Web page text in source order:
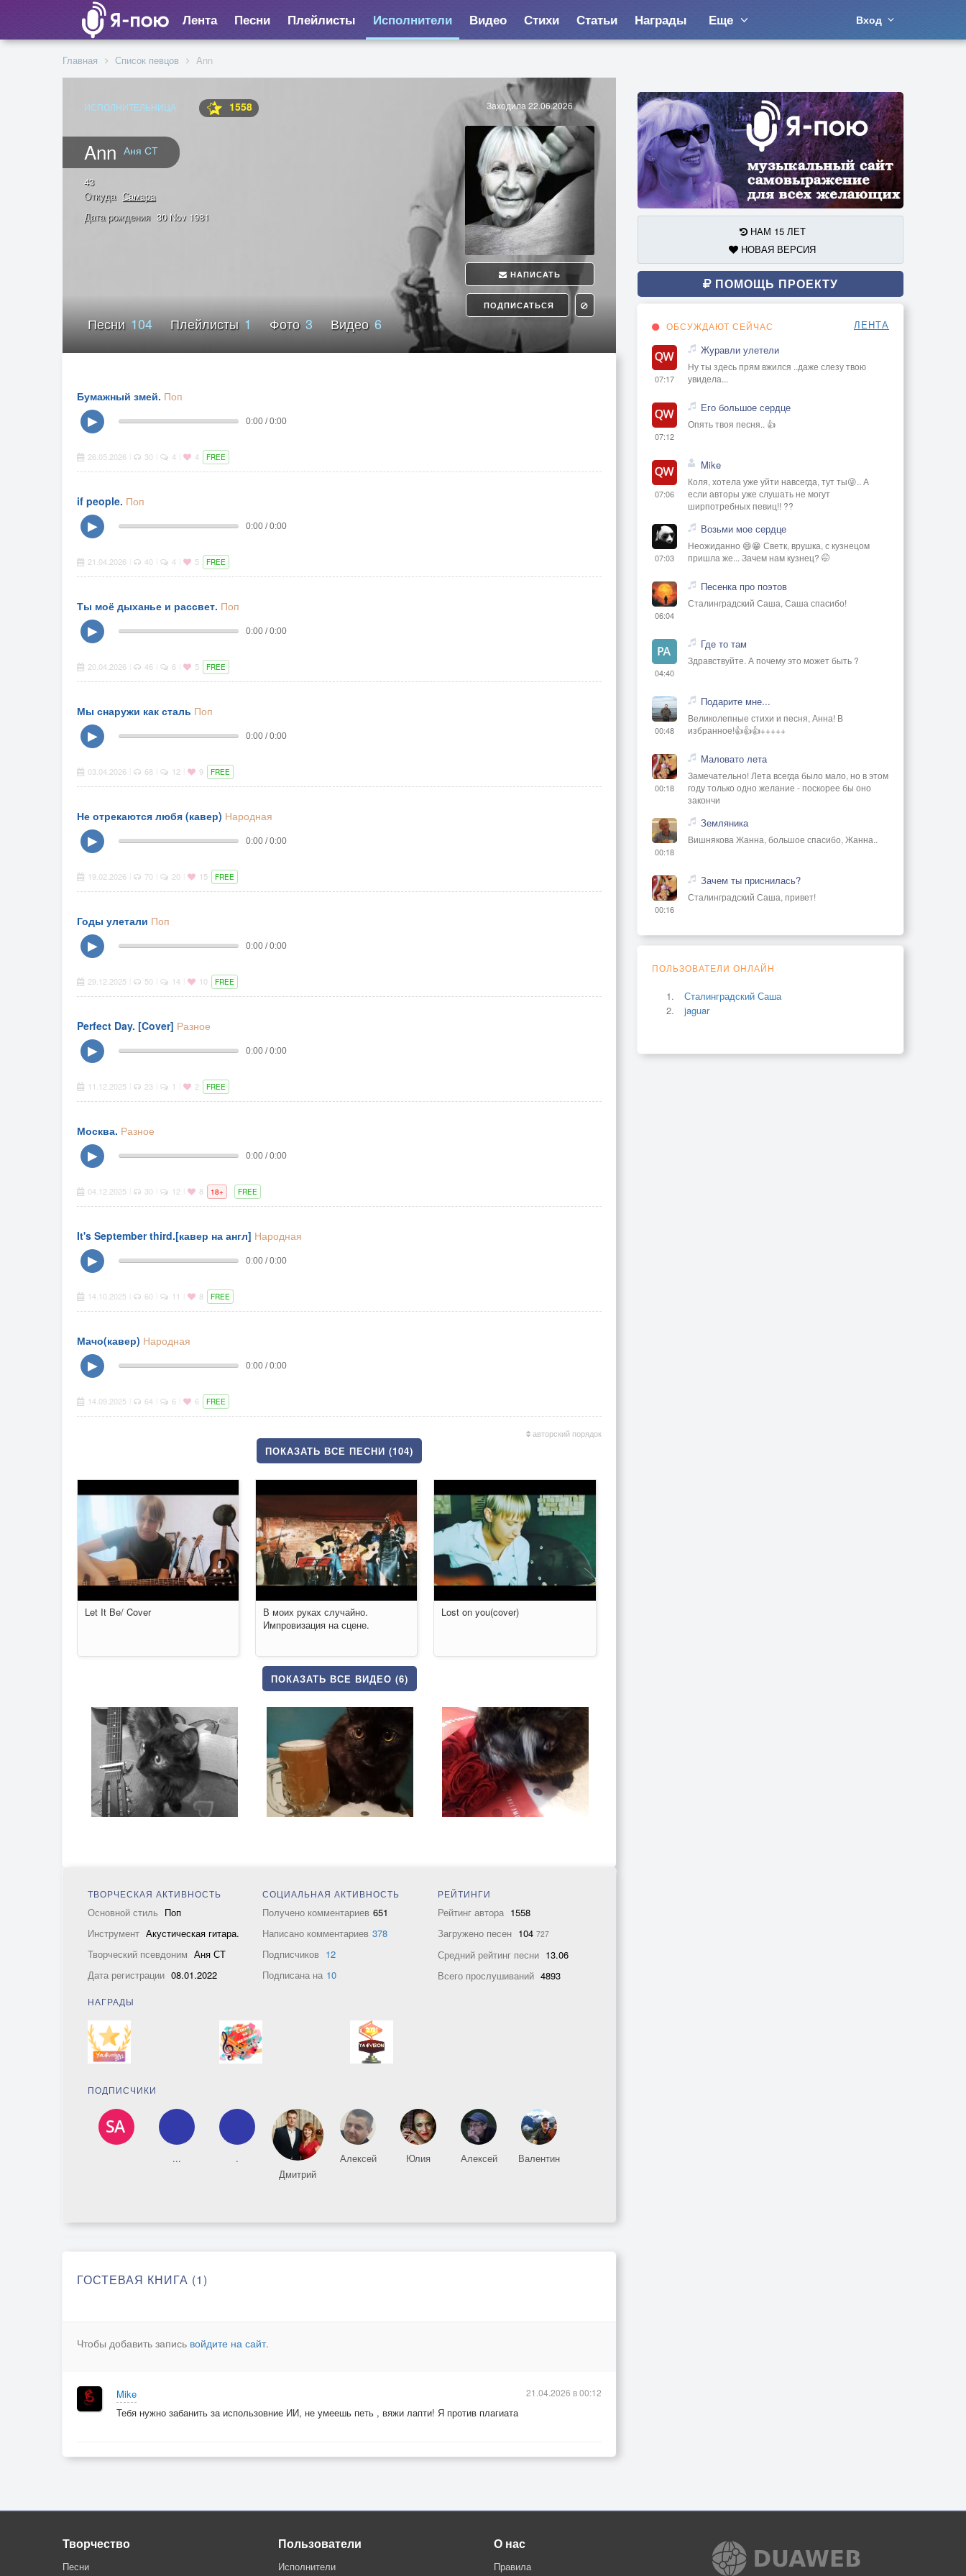
Лента Песни Плейлисты Исполнители Видео Стихи Статьи Награды Еще Вход
Главная Список певцов Ann
ИСПОЛНИТЕЛЬНИЦА 1558
Ann Аня СТ
Заходила 22.06.2026
НАПИСАТЬ
ПОДПИСАТЬСЯ
43
Откуда Самара
Дата рождения 30 Nov 1981
Песни104 Плейлисты 1 Фото3 Видео 6
Бумажный змей. Поп
▶
0:00 / 0:00
26.05.2026 30 4 4 FREE
if people. Поп
▶
0:00 / 0:00
21.04.2026 40 4 5 FREE
Ты моё дыханье и рассвет. Поп
▶
0:00 / 0:00
20.04.2026 46 6 5 FREE
Мы снаружи как сталь Поп
▶
0:00 / 0:00
03.04.2026 68 12 9 FREE
Не отрекаются любя (кавер) Народная
▶
0:00 / 0:00
19.02.2026 70 20 15 FREE
Годы улетали Поп
▶
0:00 / 0:00
29.12.2025 50 14 10 FREE
Perfect Day. [Cover] Разное
▶
0:00 / 0:00
11.12.2025 23 1 2 FREE
Москва. Разное
▶
0:00 / 0:00
04.12.2025 30 12 8 18+ FREE
It's September third.[кавер на англ] Народная
▶
0:00 / 0:00
14.10.2025 60 11 8 FREE
Мачо(кавер) Народная
▶
0:00 / 0:00
14.09.2025 64 6 6 FREE
авторский порядок
ПОКАЗАТЬ ВСЕ ПЕСНИ (104)
Let It Be/ Cover
В моих руках случайно.
Импровизация на сцене.
Lost on you(cover)
ПОКАЗАТЬ ВСЕ ВИДЕО (6)
ТВОРЧЕСКАЯ АКТИВНОСТЬ
Основной стиль Поп
Инструмент Акустическая гитара.
Творческий псевдоним Аня СТ
Дата регистрации 08.01.2022
СОЦИАЛЬНАЯ АКТИВНОСТЬ
Получено комментариев 651
Написано комментариев 378
Подписчиков 12
Подписана на 10
РЕЙТИНГИ
Рейтинг автора 1558
Загружено песен 104 727
Средний рейтинг песни 13.06
Всего прослушиваний 4893
НАГРАДЫ
ПОДПИСЧИКИ
...
.
Дмитрий
Алексей Юлия Алексей Валентин
ГОСТЕВАЯ КНИГА (1)
Чтобы добавить запись войдите на сайт.
Mike
Тебя нужно забанить за использовние ИИ, не умеешь петь , вяжи лапти! Я против плагиата
21.04.2026 в 00:12
НАМ 15 ЛЕТ
НОВАЯ ВЕРСИЯ
ПОМОЩЬ ПРОЕКТУ
ОБСУЖДАЮТ СЕЙЧАС ЛЕНТА
07:17
Журавли улетели
Ну ты здесь прям вжился ..даже слезу твою
увидела...
07:12
Его большое сердце
Опять твоя песня.. 👍
07:06
Mike
Коля, хотела уже уйти навсегда, тут ты😜.. А
если авторы уже слушать не могут
ширпотребных певиц!! ??
07:03
Возьми мое сердце
Неожиданно 😄😁 Светк, врушка, с кузнецом
пришла же... Зачем нам кузнец? 🤭
06:04
Песенка про поэтов
Сталинградский Саша, Саша спасибо!
04:40
Где то там
Здравствуйте. А почему это может быть ?
00:48
Подарите мне...
Великолепные стихи и песня, Анна! В
избранное!👍👍👍+++++
00:18
Маловато лета
Замечательно! Лета всегда было мало, но в этом
году только одно желание - поскорее бы оно
закончи
00:18
Земляника
Вишнякова Жанна, большое спасибо, Жанна..
00:16
Зачем ты приснилась?
Сталинградский Саша, привет!
ПОЛЬЗОВАТЕЛИ ОНЛАЙН
Сталинградский Саша
jaguar
Творчество
Песни
Пользователи
Исполнители
О нас
Правила